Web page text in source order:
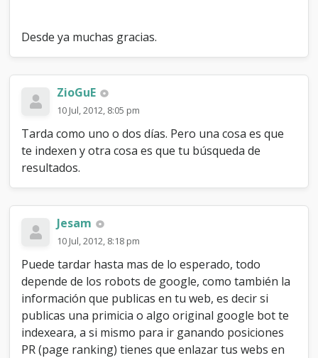
Desde ya muchas gracias.
ZioGuE
10 Jul, 2012, 8:05 pm
Tarda como uno o dos días. Pero una cosa es que
te indexen y otra cosa es que tu búsqueda de
resultados.
Jesam
10 Jul, 2012, 8:18 pm
Puede tardar hasta mas de lo esperado, todo
depende de los robots de google, como también la
información que publicas en tu web, es decir si
publicas una primicia o algo original google bot te
indexeara, a si mismo para ir ganando posiciones
PR (page ranking) tienes que enlazar tus webs en